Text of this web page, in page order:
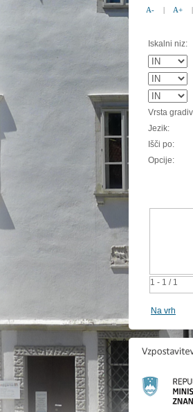
A- | A+ |
Iskalni niz:
Vrsta
Jezik:
Išči po:
Opcije:
1 - 1 / 1
Na vrh